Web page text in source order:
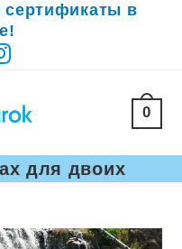
в
0
для двоих